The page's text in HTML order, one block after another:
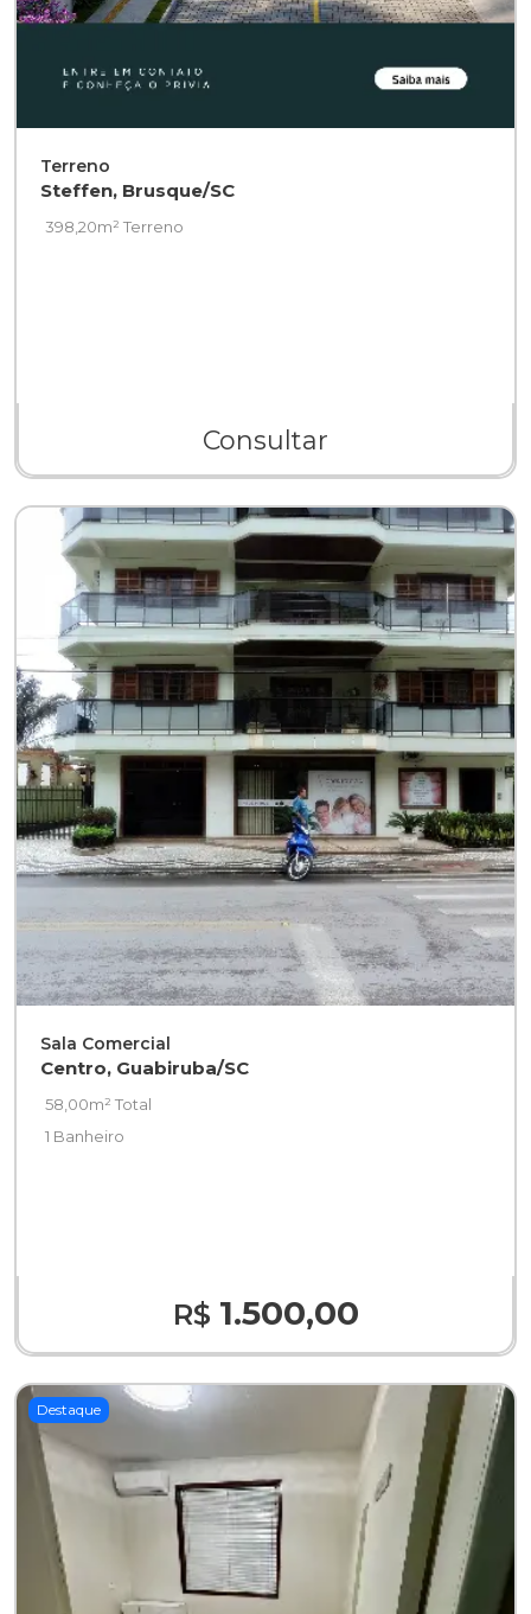
Terreno
Steffen, Brusque/SC
398,20m² Terreno
Consultar
Sala Comercial
Centro, Guabiruba/SC
58,00m² Total
1 Banheiro
R$ 1.500,00
Destaque